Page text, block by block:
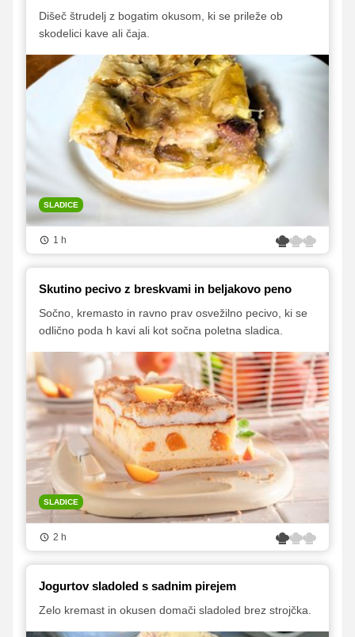
Dišeč štrudelj z bogatim okusom, ki se prileže ob
skodelici kave ali čaja.
SLADICE
1 h
Skutino pecivo z breskvami in beljakovo peno
Sočno, kremasto in ravno prav osvežilno pecivo, ki se
odlično poda h kavi ali kot sočna poletna sladica.
SLADICE
2 h
Jogurtov sladoled s sadnim pirejem
Zelo kremast in okusen domači sladoled brez strojčka.